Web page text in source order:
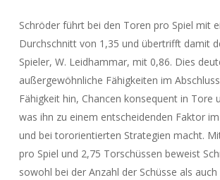
Schröder führt bei den Toren pro Spiel mit
Durchschnitt von 1,35 und übertrifft damit
Spieler, W. Leidhammar, mit 0,86. Dies
außergewöhnliche Fähigkeiten im
Fähigkeit hin, Chancen konsequent in Tore
was ihn zu einem entscheidenden Faktor
und bei tororientierten Strategien macht.
pro Spiel und 2,75 Torschüssen beweist
sowohl bei der Anzahl der Schüsse als